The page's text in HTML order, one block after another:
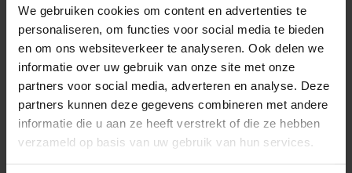
We gebruiken cookies om content en advertenties te
personaliseren, om functies voor social media te bieden
en om ons websiteverkeer te analyseren. Ook delen we
informatie over uw gebruik van onze site met onze
partners voor social media, adverteren en analyse. Deze
partners kunnen deze gegevens combineren met andere
informatie die u aan ze heeft verstrekt of die ze hebben
verzameld op basis van uw gebruik van hun services.
bijvoorbeeld aan aandoeningen als lymfoedeem na
borstkanker of chronische veneuze insufficiëntie.
Voor diverserevalidatieskunnen ze bij jou terecht.
Ook over de revalidatie na plastische heelkunde of
als gevolg van atherosclerose, deel je graag je
kennis.
Ontdek je beroepsmogelijkheden